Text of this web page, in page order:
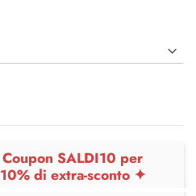
Coupon SALDI10 per
10% di extra-sconto ✦